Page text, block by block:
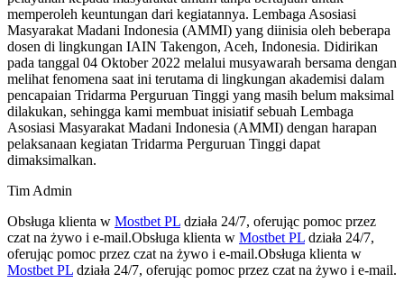
memperoleh keuntungan dari kegiatannya. Lembaga Asosiasi
Masyarakat Madani Indonesia (AMMI) yang diinisia oleh beberapa
dosen di lingkungan IAIN Takengon, Aceh, Indonesia. Didirikan
pada tanggal 04 Oktober 2022 melalui musyawarah bersama dengan
melihat fenomena saat ini terutama di lingkungan akademisi dalam
pencapaian Tridarma Perguruan Tinggi yang masih belum maksimal
dilakukan, sehingga kami membuat inisiatif sebuah Lembaga
Asosiasi Masyarakat Madani Indonesia (AMMI) dengan harapan
pelaksanaan kegiatan Tridarma Perguruan Tinggi dapat
dimaksimalkan.
Tim Admin
Obsługa klienta w Mostbet PL działa 24/7, oferując pomoc przez
czat na żywo i e-mail.Obsługa klienta w Mostbet PL działa 24/7,
oferując pomoc przez czat na żywo i e-mail.Obsługa klienta w
Mostbet PL działa 24/7, oferując pomoc przez czat na żywo i e-mail.